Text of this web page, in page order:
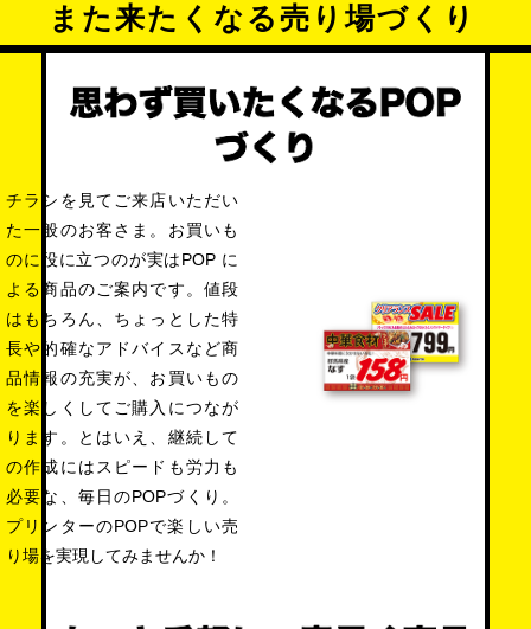
また来たくなる売り場づくり
チラシを見てご来店いただい
た一般のお客さま。お買いも
のに役に立つのが実はPOP に
よる商品のご案内です。値段
はもちろん、ちょっとした特
長や的確なアドバイスなど商
品情報の充実が、お買いもの
を楽しくしてご購入につなが
ります。とはいえ、継続して
の作成にはスピードも労力も
必要な、毎日のPOPづくり。
プリンターのPOPで楽しい売
り場を実現してみませんか！